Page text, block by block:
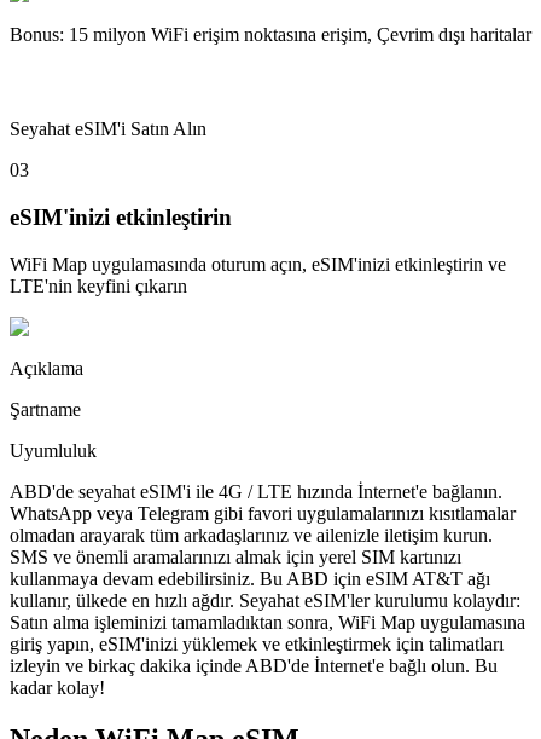
Bonus: 15 milyon WiFi erişim noktasına erişim, Çevrim dışı haritalar
Seyahat eSIM'i Satın Alın
03
eSIM'inizi etkinleştirin
WiFi Map uygulamasında oturum açın, eSIM'inizi etkinleştirin ve
LTE'nin keyfini çıkarın
Açıklama
Şartname
Uyumluluk
ABD'de seyahat eSIM'i ile 4G / LTE hızında İnternet'e bağlanın.
WhatsApp veya Telegram gibi favori uygulamalarınızı kısıtlamalar
olmadan arayarak tüm arkadaşlarınız ve ailenizle iletişim kurun.
SMS ve önemli aramalarınızı almak için yerel SIM kartınızı
kullanmaya devam edebilirsiniz. Bu ABD için eSIM AT&T ağı
kullanır, ülkede en hızlı ağdır. Seyahat eSIM'ler kurulumu kolaydır:
Satın alma işleminizi tamamladıktan sonra, WiFi Map uygulamasına
giriş yapın, eSIM'inizi yüklemek ve etkinleştirmek için talimatları
izleyin ve birkaç dakika içinde ABD'de İnternet'e bağlı olun. Bu
kadar kolay!